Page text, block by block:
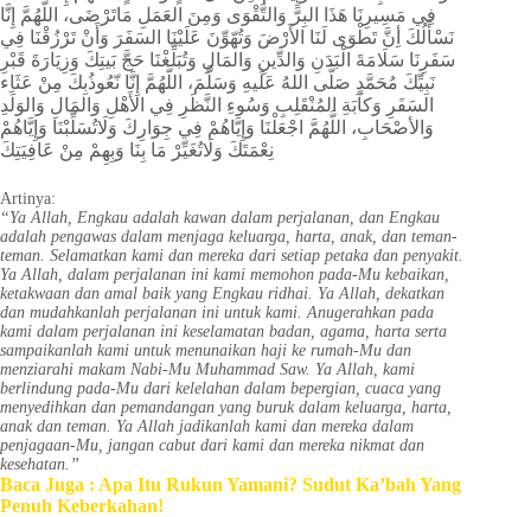
فِي مَسِيرِنَا هَذَا البِرَّ وَالتَّقْوَى وَمِنَ العَمَلِ مَاتَرْضَى، اللَّهُمَّ إِنَّا
نَسْأَلُكَ أِنَّ تَطْوَى لَنَا الأَرْضَ وَتُهّوِّنَ عَلَيْنَا السَفَرَ وَأَنْ تَرْزُقْنَا فِي
سَفَرِنَا سَلَامَةَ الْبَدَنِ وَالدِّينِ وَالمَالِ وَتُبَلِّغْنَا حَجَّ بَيتِكَ وَزِيَارَةَ قَبْرِ
نَبِيِّكَ مُحَمَّدٍ صَلَّى اللهُ عَلَيهِ وَسَلَّمَ، اللَّهُمَّ إِنَّا نّعُوذُبِكَ مِنْ عَثَاِء
السَفَرِ وَكآبَةِ المُنْقَلِبِ وَسُوءِ النَّظَرِ فِي الأَهْلِ وَالمَالِ وَالوَلَدِ
وَالأصْحَابِ، اللَّهُمَّ اجْعَلْنَا وَإِيَّاهُمْ فِي جِوَارِكَ وَلَاتُسَلِّبْنَا وَإِيَّاهُمْ
نِعْمَتَكَ وَلَاتُغَيِّرْ مَا بِنَا وَبِهِمْ مِنْ عَافِيَتِكَ
Artinya:
“Ya Allah, Engkau adalah kawan dalam perjalanan, dan Engkau
adalah pengawas dalam menjaga keluarga, harta, anak, dan teman-
teman. Selamatkan kami dan mereka dari setiap petaka dan penyakit.
Ya Allah, dalam perjalanan ini kami memohon pada-Mu kebaikan,
ketakwaan dan amal baik yang Engkau ridhai. Ya Allah, dekatkan
dan mudahkanlah perjalanan ini untuk kami. Anugerahkan pada
kami dalam perjalanan ini keselamatan badan, agama, harta serta
sampaikanlah kami untuk menunaikan haji ke rumah-Mu dan
menziarahi makam Nabi-Mu Muhammad Saw. Ya Allah, kami
berlindung pada-Mu dari kelelahan dalam bepergian, cuaca yang
menyedihkan dan pemandangan yang buruk dalam keluarga, harta,
anak dan teman. Ya Allah jadikanlah kami dan mereka dalam
penjagaan-Mu, jangan cabut dari kami dan mereka nikmat dan
kesehatan.”
Baca Juga : Apa Itu Rukun Yamani? Sudut Ka’bah Yang
Penuh Keberkahan!